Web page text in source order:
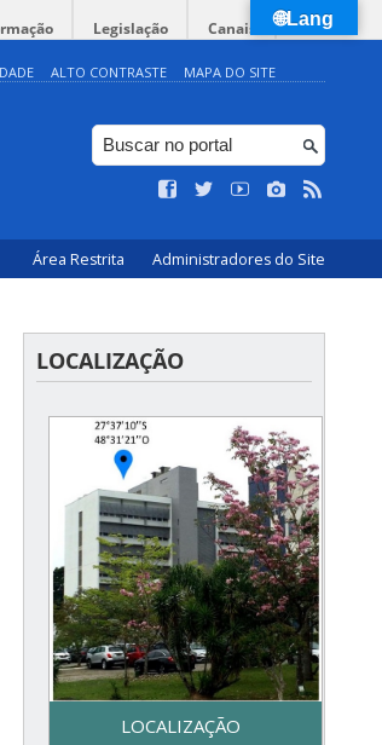
Legislação Canais
ALTO CONTRASTE MAPA DO SITE
Área Restrita Administradores do Site
LOCALIZAÇÃO
LOCALIZAÇÃO
🌐Lang